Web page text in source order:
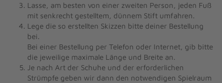
Lasse, am besten von einer zweiten Person, jeden Fuß
mit senkrecht gestelltem, dünnem Stift umfahren.
Lege die so erstellten Skizzen bitte deiner Bestellung
bei.
Bei einer Bestellung per Telefon oder Internet, gib bitte
die jeweilige maximale Länge und Breite an.
Je nach Art der Schuhe und der erforderlichen
Strümpfe geben wir dann den notwendigen Spielraum